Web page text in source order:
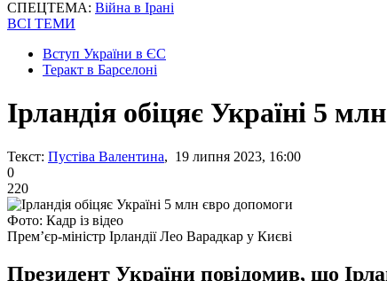
СПЕЦТЕМА: Війна в Ірані
ВСІ ТЕМИ
Вступ України в ЄС
Теракт в Барселоні
Ірландія обіцяє Україні 5
Текст: Пустіва Валентина, 19 липня 2023, 16:00
0
220
Фото: Кадр із відео
Прем’єр-міністр Ірландії Лео Варадкар у Києві
Президент України повідомив, що